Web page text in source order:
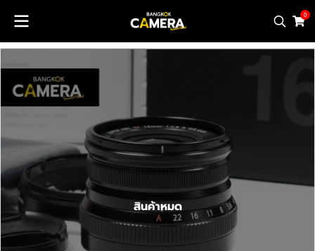
0
สินค้าหมด